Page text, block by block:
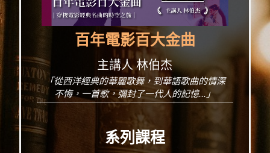
百年電影百大金曲
主講人 林伯杰
「從西洋經典的華麗歌舞，到華語歌曲的情深
不悔，一首歌，彌封了一代人的記憶...」
系列課程